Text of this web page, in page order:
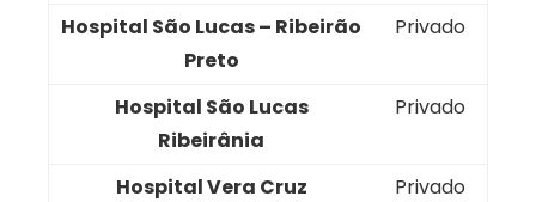
Hospital São Lucas – Ribeirão
Preto
Privado
Hospital São Lucas
Ribeirânia
Privado
Hospital Vera Cruz
Privado